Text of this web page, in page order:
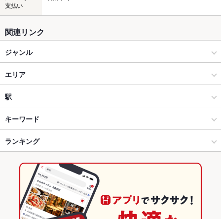
支払い
関連リンク
ジャンル
居酒屋
洋・和洋・各国料理・その他
池袋 × 居酒屋
池袋 × 洋・和洋・各国料理・その他
池袋駅 × 居酒屋
池袋駅 × 洋・和洋・各国料理・その他
焼肉・ホルモン
エリア
池袋東口
池袋東口 × 居酒屋
池袋東口 × 洋・和洋・各国料理・その他
池袋東口 × 焼肉・ホルモン
池袋東口 × 肉料理全般
駅
池袋駅
北池袋駅
東池袋駅
キーワード
手羽先 からあげ ソーセージ
バーベキュー シュラスコ ケーキ
アヒージョ 生ハム シカゴピザ
ローストビーフ寿司 チキンガーリックステーキ
ランキング
東京のグルメランキング
東京の居酒屋ランキング
池袋のグルメランキング